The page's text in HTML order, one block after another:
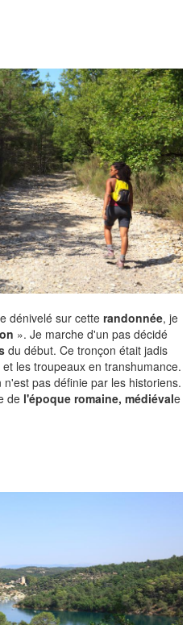
dénivelé sur cette randonnée, je
». Je marche d'un pas décidé
du début. Ce tronçon était jadis
les troupeaux en transhumance.
pas définie par les historiens.
de l'époque romaine, médiévale